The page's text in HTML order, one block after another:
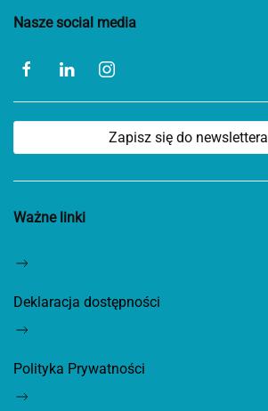
Nasze social media
Zapisz się do newslettera
Ważne linki
Deklaracja dostępności
Polityka Prywatności